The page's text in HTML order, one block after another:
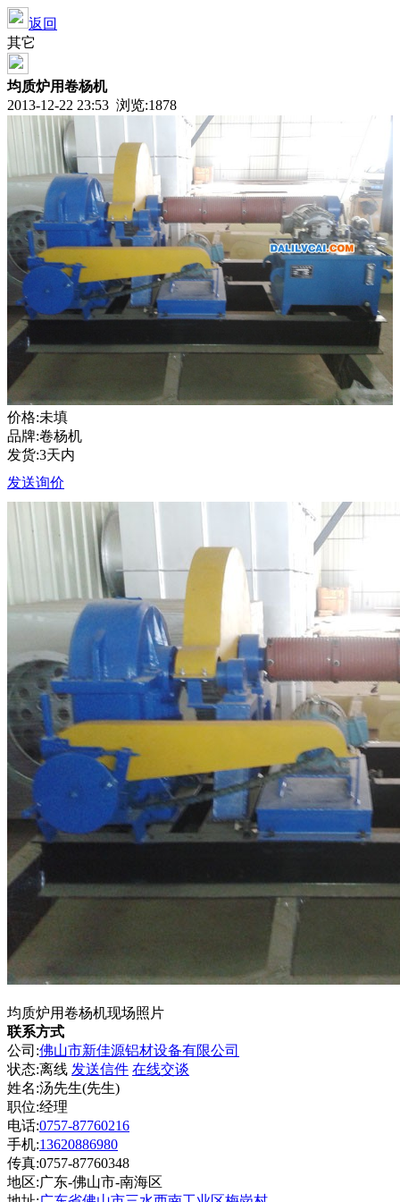
返回
其它
均质炉用卷杨机
2013-12-22 23:53 浏览:1878
价格:未填
品牌:卷杨机
发货:3天内
发送询价
均质炉用卷杨机现场照片
联系方式
公司:佛山市新佳源铝材设备有限公司
状态:离线 发送信件 在线交谈
姓名:汤先生(先生)
职位:经理
电话:0757-87760216
手机:13620886980
传真:0757-87760348
地区:广东-佛山市-南海区